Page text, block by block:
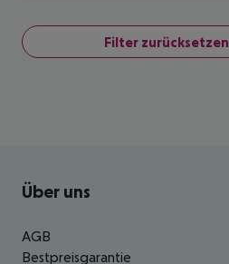
Filter zurücksetzen
Footer navigation
Über uns
AGB
Bestpreisgarantie